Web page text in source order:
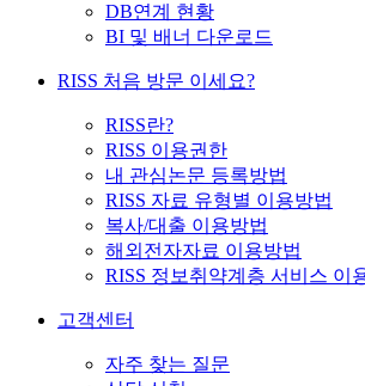
DB연계 현황
BI 및 배너 다운로드
RISS 처음 방문 이세요?
RISS란?
RISS 이용권한
내 관심논문 등록방법
RISS 자료 유형별 이용방법
복사/대출 이용방법
해외전자자료 이용방법
RISS 정보취약계층 서비스 이
고객센터
자주 찾는 질문